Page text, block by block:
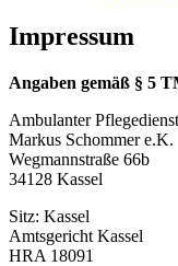
Impressum
Angaben gemäß § 5
Ambulanter
Markus Schommer e.K.
Wegmannstraße 66b
34128 Kassel
Sitz: Kassel
Amtsgericht Kassel
HRA 18091